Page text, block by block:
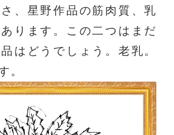
、星野作品の筋肉質、乳
ります。この二つはまだ
はどうでしょう。老乳。
。